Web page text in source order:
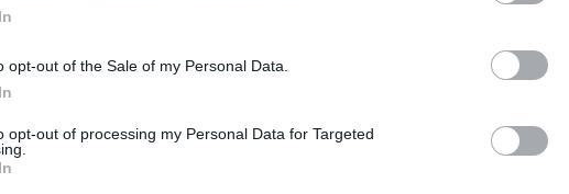
opt-out of the Sale of my Personal Data.
opt-out of processing my Personal Data for Targeted